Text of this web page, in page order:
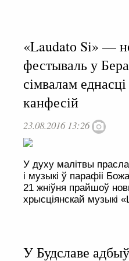
«Laudatо Si» —
фестываль у
сімвалам
канфесій
23.08.2016 13:26
У духу малітвы
і музыкі ў парафіі
21 жніўня прайшоў
хрысціянскай музыкі
У Будславе